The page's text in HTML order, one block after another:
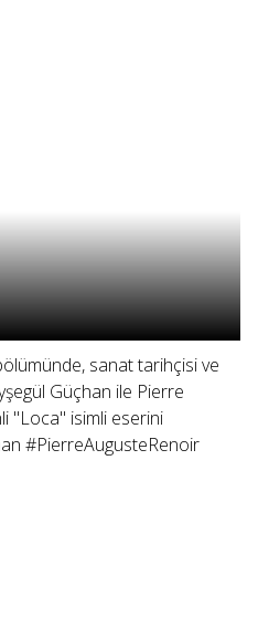
sanat tarihçisi ve
Güçhan ile Pierre
"Loca" isimli eserini
#PierreAugusteRenoir